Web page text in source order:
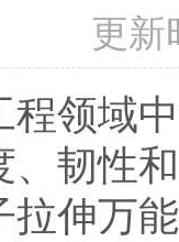
更
程领域
、韧性
拉伸万